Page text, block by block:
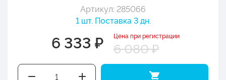
Артикул: 285066
1 шт. Поставка 3 дн.
6 333 ₽ Цена при регистрации
6 080 ₽